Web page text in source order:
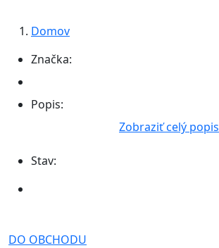
Domov
Značka:
Popis:
Zobraziť celý popis
Stav:
DO OBCHODU